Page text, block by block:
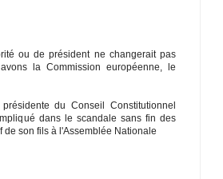
ou de président ne changerait pas
la Commission européenne, le
du Conseil Constitutionnel
dans le scandale sans fin des
de son fils à l'Assemblée Nationale